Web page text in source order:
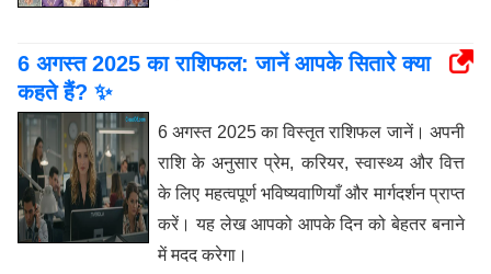
6 अगस्त 2025 का राशिफल: जानें आपके सितारे क्या
कहते हैं? ✨
6 अगस्त 2025 का विस्तृत राशिफल जानें। अपनी
राशि के अनुसार प्रेम, करियर, स्वास्थ्य और वित्त
के लिए महत्वपूर्ण भविष्यवाणियाँ और मार्गदर्शन प्राप्त
करें। यह लेख आपको आपके दिन को बेहतर बनाने
में मदद करेगा।